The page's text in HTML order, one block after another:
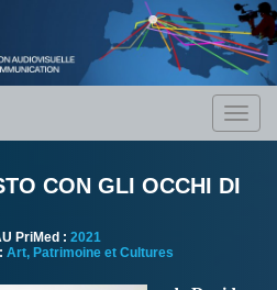
CON GLI OCCHI DI
PriMed : 2021
Art, Patrimoine et Cultures